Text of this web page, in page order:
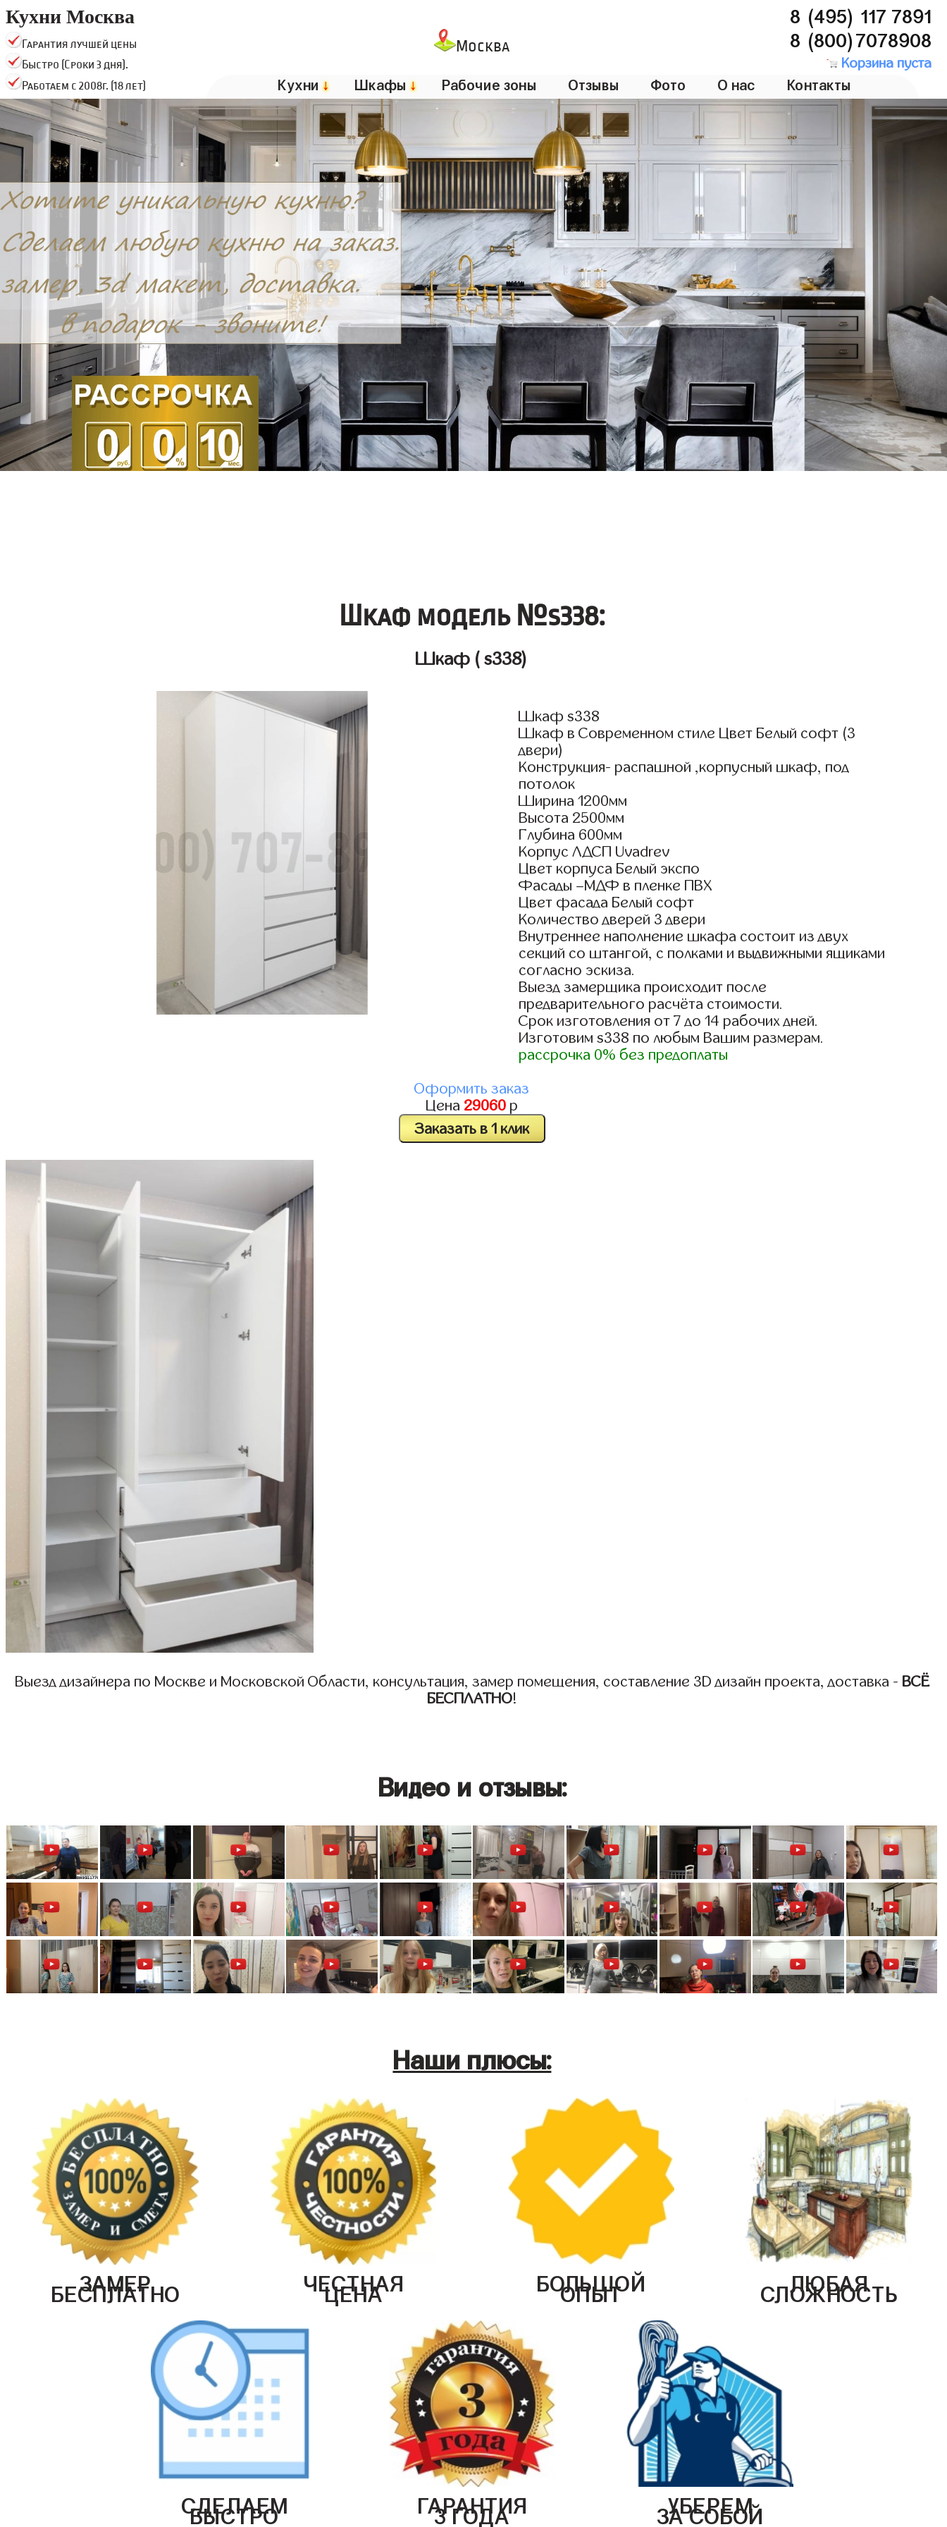
Кухни Москва
Гарантия лучшей цены
Быстро (Сроки 3 дня).
Работаем с 2008г. (18 лет)
Москва
8 (495) 117 7891
8 (800)7078908
Корзина пуста
Кухни↓ Шкафы↓ Рабочие зоны Отзывы Фото О нас Контакты
Шкаф модель №s338:
Шкаф ( s338)
Шкаф s338
Шкаф в Современном стиле Цвет Белый софт (3
двери)
Конструкция- распашной ,корпусный шкаф, под
потолок
Ширина 1200мм
Высота 2500мм
Глубина 600мм
Корпус ЛДСП Uvadrev
Цвет корпуса Белый экспо
Фасады –МДФ в пленке ПВХ
Цвет фасада Белый софт
Количество дверей 3 двери
Внутреннее наполнение шкафа состоит из двух
секций со штангой, с полками и выдвижными ящиками
согласно эскиза.
Выезд замерщика происходит после
предварительного расчёта стоимости.
Срок изготовления от 7 до 14 рабочих дней.
Изготовим s338 по любым Вашим размерам.
рассрочка 0% без предоплаты
Оформить заказ
Цена 29060 р
Заказать в 1 клик
Выезд дизайнера по Москве и Московской Области, консультация, замер помещения, составление 3D дизайн проекта, доставка - ВСЁ
БЕСПЛАТНО!
Видео и отзывы:
Наши плюсы:
ЗАМЕР
БЕСПЛАТНО ЧЕСТНАЯ
ЦЕНА БОЛЬШОЙ
ОПЫТ ЛЮБАЯ
СЛОЖНОСТЬ
СДЕЛАЕМ
БЫСТРО ГАРАНТИЯ
3 ГОДА УБЕРЕМ
ЗА СОБОЙ